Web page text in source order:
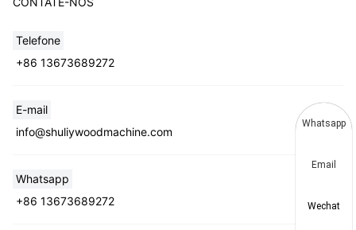
Telefone
+86 13673689272
E-mail
info@shuliywoodmachine.com
Whatsapp
+86 13673689272
Whatsapp
Email
Wechat